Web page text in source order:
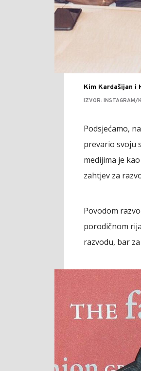
Kim Kardašijan i
IZVOR: INSTAGRAM/
Podsjećamo,
prevario svoju
medijima je
zahtjev za
Povodom
porodičnom
razvodu, bar